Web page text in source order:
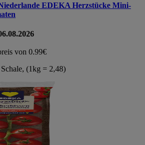
EDEKA Herzstücke Mini-
von 0.99€
(1kg = 2,48)